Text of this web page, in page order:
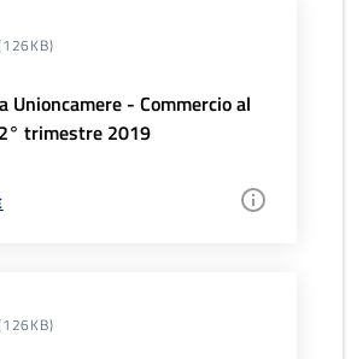
Unioncamere - Commercio al
trimestre 2019